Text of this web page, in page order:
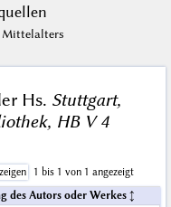
Mittelalters
Hs. Stuttgart,
HB V 4
1 bis 1 von 1 angezeigt
des Autors oder Werkes